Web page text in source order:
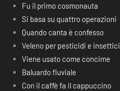
Fu il primo cosmonauta
Si basa su quattro operazioni
Quando canta è confesso
Veleno per pesticidi e
Viene usato come concime
Baluardo fluviale
Con il caffè fa il cappuccino